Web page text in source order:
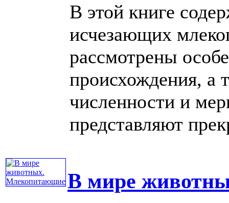
В этой книге
исчезающих
рассмотрены
происхождения, а
численности и
представляют
В мире